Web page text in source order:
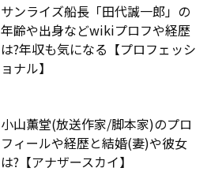
サンライズ船長「田代誠一郎」の
年齢や出身などwikiプロフや経歴
は?年収も気になる【プロフェッシ
ョナル】
小山薫堂(放送作家/脚本家)のプロ
フィールや経歴と結婚(妻)や彼女
は?【アナザースカイ】